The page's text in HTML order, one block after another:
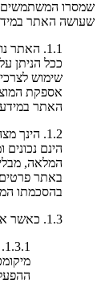
שמסרו המשתמשים
שעושה האתר
1.1.
ככל הניתן
שימוש
אספקת
האתר
1.2.
הינם
המלאה,
באתר
בהסכמתו
1.3. כאשר אתה משתמש באתר, יתכן שנאסף עליך מידע כגון: